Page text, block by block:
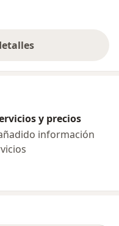
la experiencia
y precios
información